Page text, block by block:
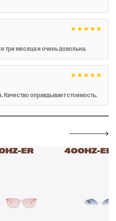
★★★★★
месяца и очень довольна.
★★★★★
оправдывает стоимость.
ER 400HZ-EN